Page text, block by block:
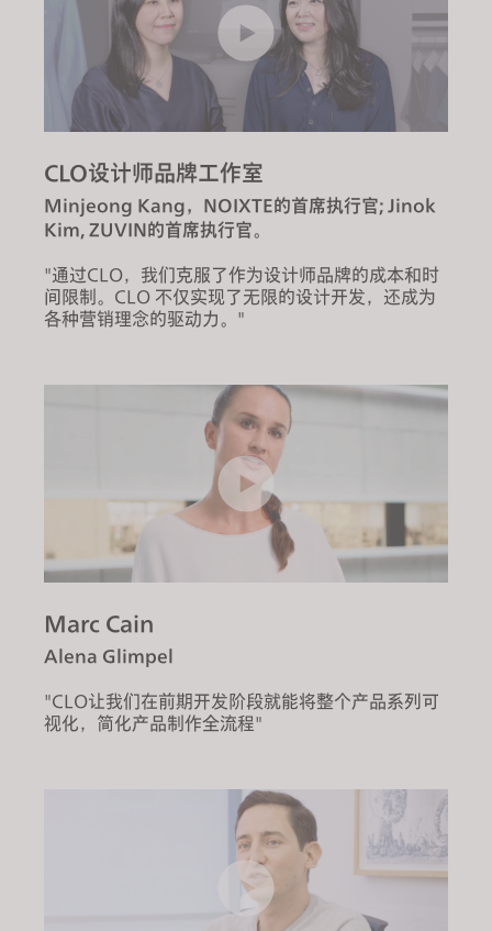
CLO设计师品牌工作室
Minjeong Kang，NOIXTE的首席执行官; Jinok
Kim, ZUVIN的首席执行官。
"通过CLO，我们克服了作为设计师品牌的成本和时
间限制。CLO 不仅实现了无限的设计开发，还成为
各种营销理念的驱动力。"
Marc Cain
Alena Glimpel
"CLO让我们在前期开发阶段就能将整个产品系列可
视化，简化产品制作全流程"